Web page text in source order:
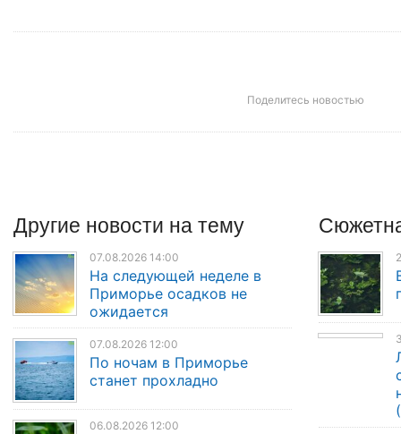
Поделитесь новостью
Другие новости на тему
07.08.2026 14:00
На следующей неделе в
Приморье осадков не
ожидается
07.08.2026 12:00
По ночам в Приморье
станет прохладно
06.08.2026 12:00